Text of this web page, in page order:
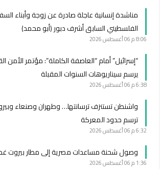
مناشدة إنسانية عاجلة صادرة عن زوجة وأبناء
الفلسطيني السابق أشرف دبور (أبو محمد)
8:06 م 06 أغسطس 2026
“إسرائيل” أمام “العاصفة الكاملة”: مؤتمر الأمن
يرسم سيناريوهات السنوات المقبلة
6:38 م 06 أغسطس 2026
واشنطن تستنزف ترسانتها… وطهران وصنعاء
ترسم حدود المعركة
6:32 م 06 أغسطس 2026
وصول شحنة مساعدات مصرية إلى مطار بيروت
1:36 م 06 أغسطس 2026